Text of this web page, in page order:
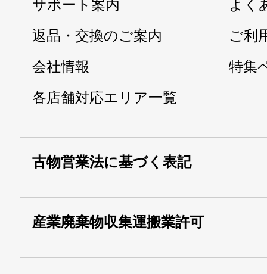
サポート案内
よく
返品・交換のご案内
ご利
会社情報
特集
各店舗対応エリア一覧
古物営業法に基づく表記
産業廃棄物収集運搬業許可